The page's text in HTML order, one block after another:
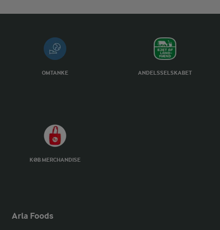
OMTANKE ANDELSSELSKABET
KØB MERCHANDISE
Arla Foods